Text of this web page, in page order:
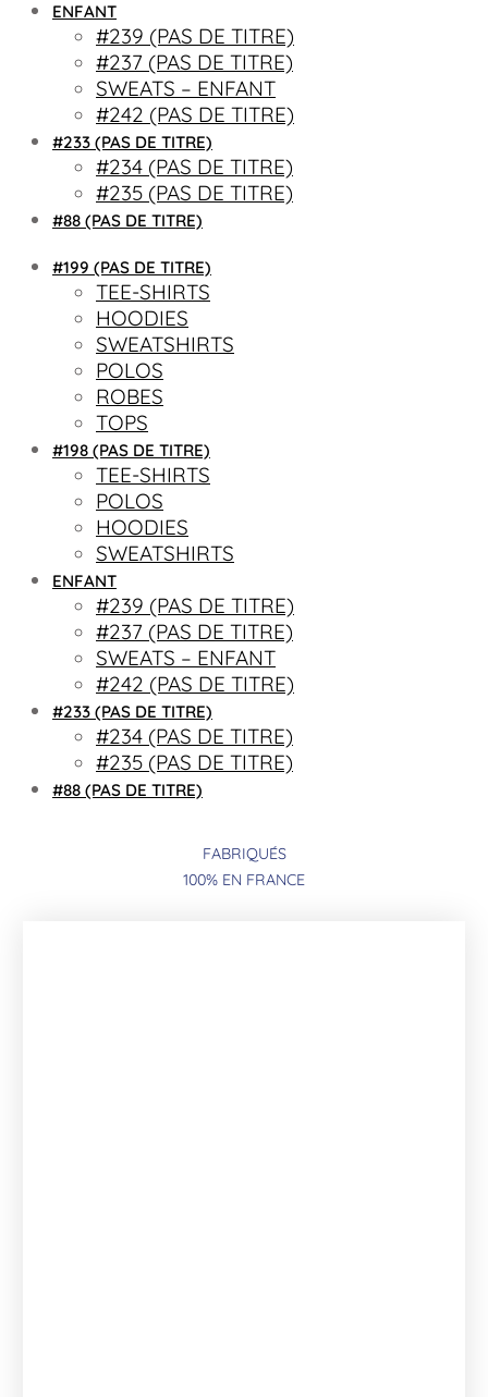
ENFANT
#239 (PAS DE TITRE)
#237 (PAS DE TITRE)
SWEATS – ENFANT
#242 (PAS DE TITRE)
#233 (PAS DE TITRE)
#234 (PAS DE TITRE)
#235 (PAS DE TITRE)
#88 (PAS DE TITRE)
#199 (PAS DE TITRE)
TEE-SHIRTS
HOODIES
SWEATSHIRTS
POLOS
ROBES
TOPS
#198 (PAS DE TITRE)
TEE-SHIRTS
POLOS
HOODIES
SWEATSHIRTS
ENFANT
#239 (PAS DE TITRE)
#237 (PAS DE TITRE)
SWEATS – ENFANT
#242 (PAS DE TITRE)
#233 (PAS DE TITRE)
#234 (PAS DE TITRE)
#235 (PAS DE TITRE)
#88 (PAS DE TITRE)
FABRIQUÉS
100% EN FRANCE